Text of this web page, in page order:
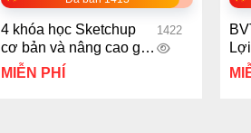
4 khóa học Sketchup
cơ bản và nâng cao giá
99k
1422
MIỄN PHÍ